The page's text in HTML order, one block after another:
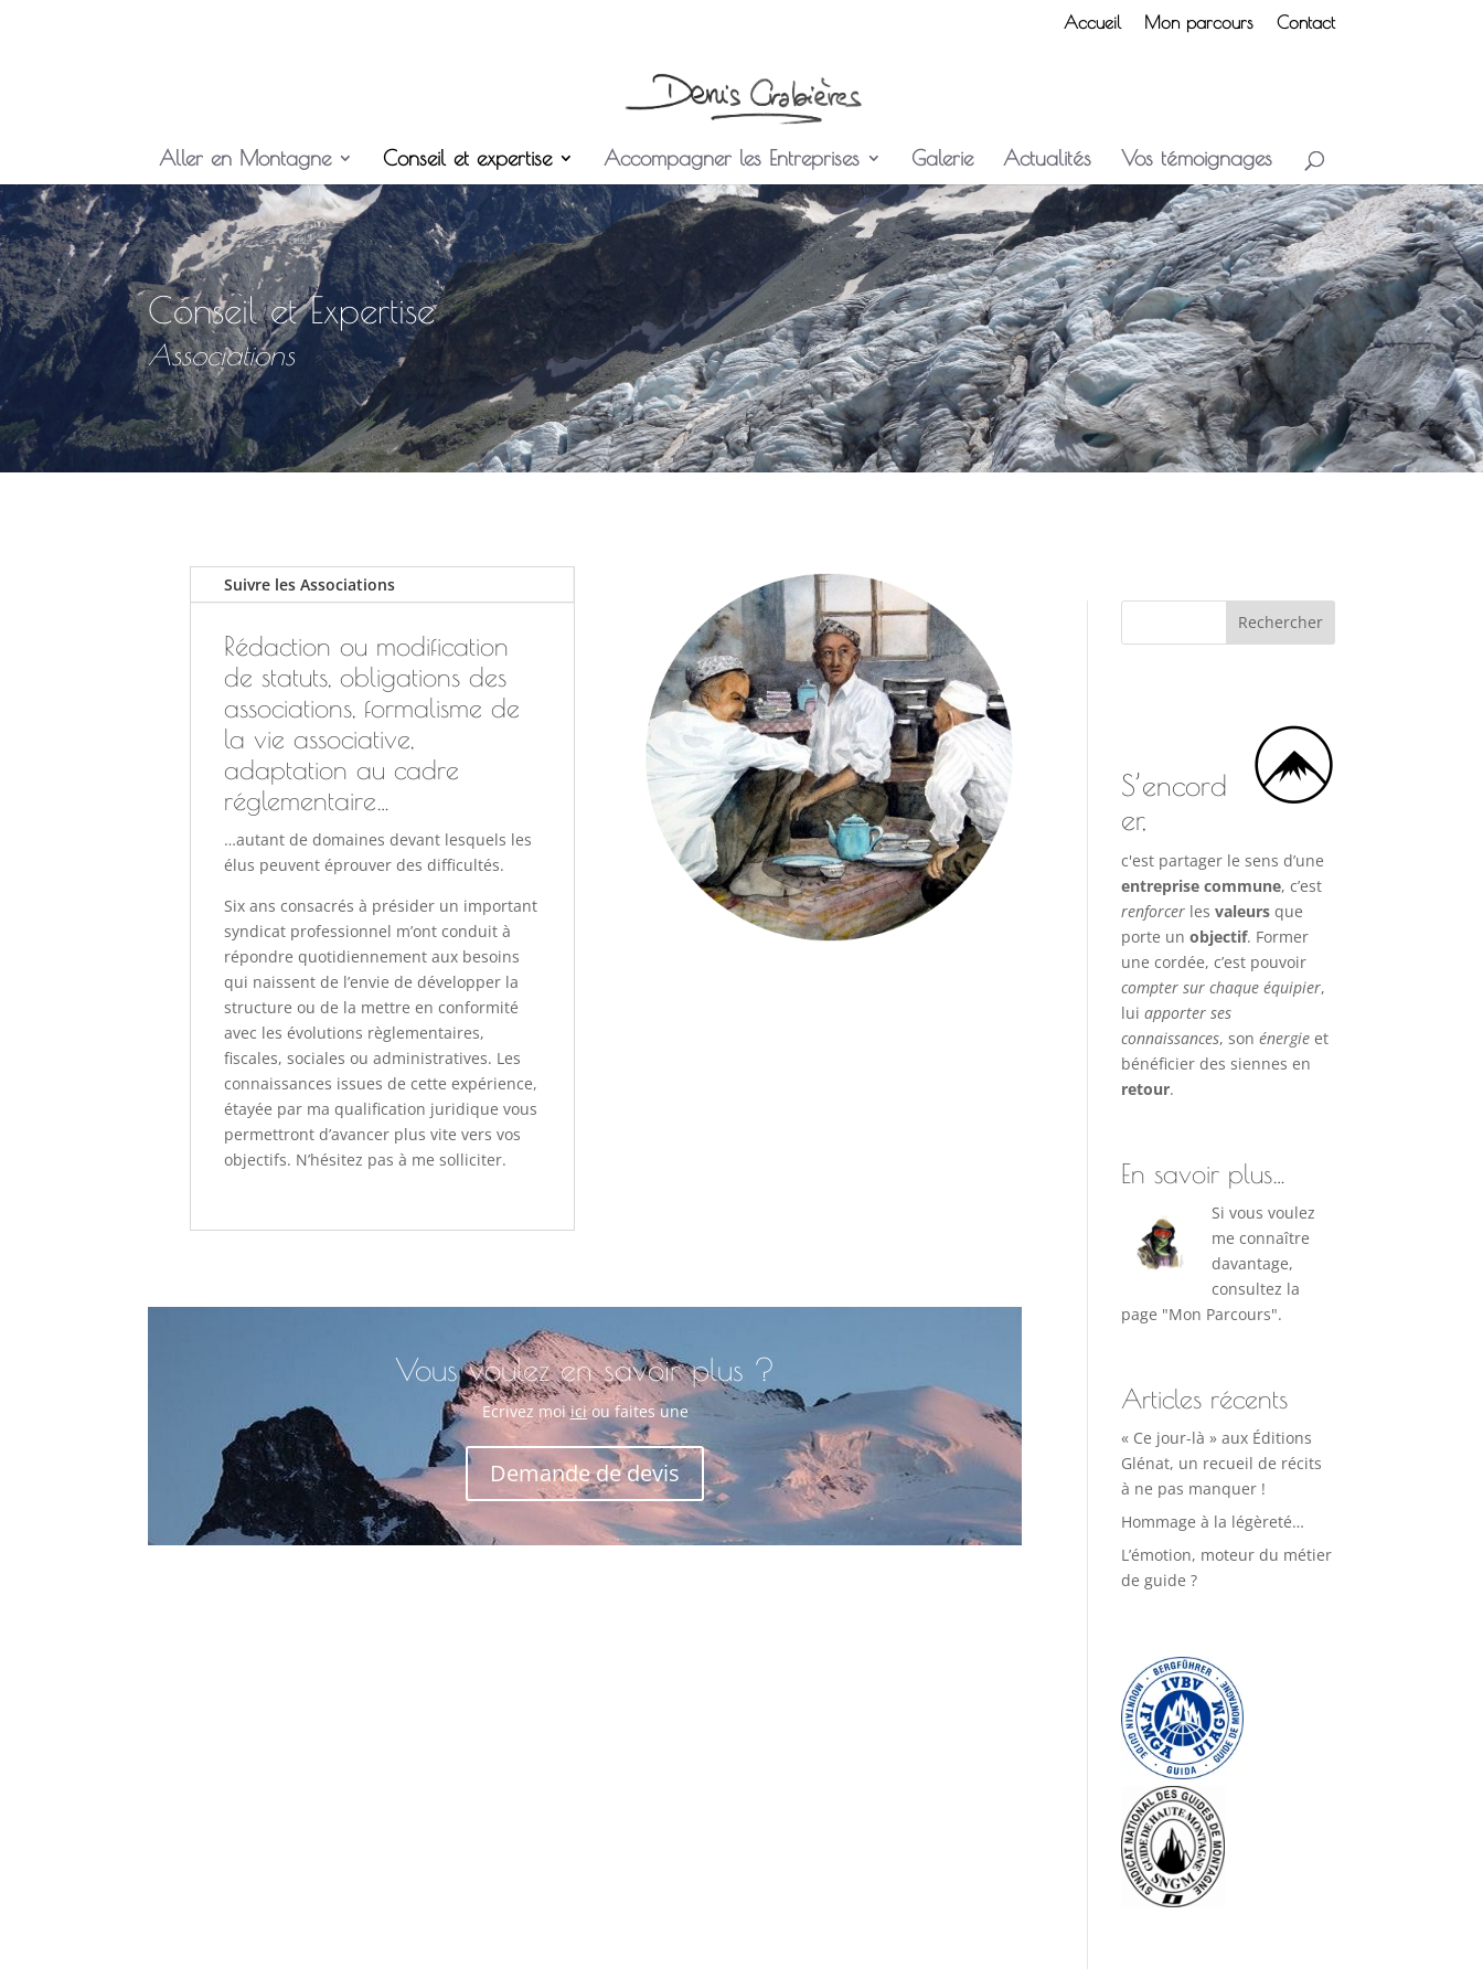
Accueil Mon parcours Contact
Aller en Montagne Conseil et expertise Accompagner les Entreprises Galerie Actualités Vos témoignages
Conseil et Expertise
Associations
Suivre les Associations
Rédaction ou modification
de statuts, obligations des
associations, formalisme de
la vie associative,
adaptation au cadre
réglementaire…
…autant de domaines devant lesquels les
élus peuvent éprouver des difficultés.
Six ans consacrés à présider un important
syndicat professionnel m’ont conduit à
répondre quotidiennement aux besoins
qui naissent de l’envie de développer la
structure ou de la mettre en conformité
avec les évolutions règlementaires,
fiscales, sociales ou administratives. Les
connaissances issues de cette expérience,
étayée par ma qualification juridique vous
permettront d’avancer plus vite vers vos
objectifs. N’hésitez pas à me solliciter.
Vous voulez en savoir plus ?
Ecrivez moiiciou faites une
Demande de devis
S’encord
er,
c'est partager le sens d’une
entreprise commune, c’est
renforcer lesvaleurs que
porte unobjectif. Former
une cordée, c’est pouvoir
compter sur chaque équipier,
luiapporter ses
connaissances, sonénergie et
bénéficier des siennes en
retour.
En savoir plus…
Si vous voulez
me connaître
davantage,
consultez la
page "Mon Parcours".
Articles récents
« Ce jour-là » aux Éditions
Glénat, un recueil de récits
à ne pas manquer !
Hommage à la légèreté…
L’émotion, moteur du métier
de guide ?